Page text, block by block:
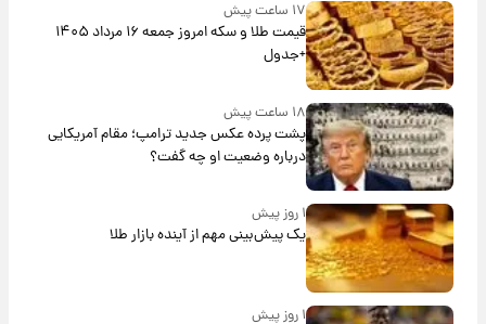
۱۷ ساعت پیش
قیمت طلا و سکه امروز جمعه ۱۶ مرداد ۱۴۰۵
+جدول
۱۸ ساعت پیش
پشت پرده عکس جدید ترامپ؛ مقام آمریکایی
درباره وضعیت او چه گفت؟
۱ روز پیش
یک پیش‌بینی مهم از آینده بازار طلا
۱ روز پیش